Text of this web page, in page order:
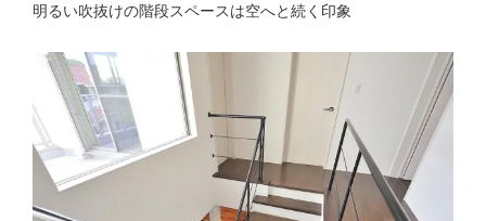
明るい吹抜けの階段スペースは空へと続く印象